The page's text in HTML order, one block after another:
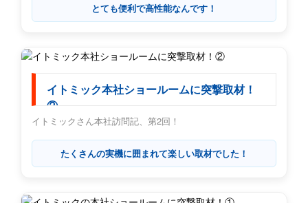
とても便利で高性能なんです！
イトミック本社ショールームに突撃取材！
②
イトミックさん本社訪問記、第2回！
たくさんの実機に囲まれて楽しい取材でした！